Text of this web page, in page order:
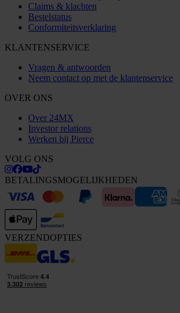
Claims & klachten
Bestelstatus
Conformiteitsverklaring
KLANTENSERVICE
Vragen & antwoorden
Neem contact op met de klantenservice
OVER ONS
Over 24MX
Investor relations
Werken bij Pierce
VOLG ONS
BETALINGSMOGELIJKHEDEN
VERZENDOPTIES